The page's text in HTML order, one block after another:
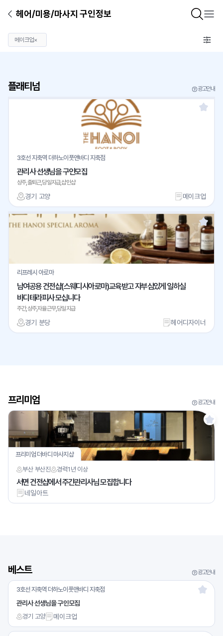
헤어/미용/마사지 구인정보
메이크업×
플래티넘 광고안내
3호선 지축역 더하노이풋앤바디 지축점
관리사 선생님을 구인모집
상주,출퇴근,당일지급,샵인샵
경기 고양 메이크업
리프레시 아로마
남여공용 건전샵(스웨디시아로마)교육받고 자부심있게 일하실
바디테라피사 모십니다
주간,상주,자율근무,당일지급
경기 분당 헤어디자이너
프리미엄 광고안내
프리미엄 더바디 마사지샵
부산 부산진
경력1년 이상
서면 건전샵에서 주간관리사님 모집합니다
네일아트
베스트 광고안내
3호선 지축역 더하노이풋앤바디 지축점
관리사 선생님을 구인모집
경기 고양 메이크업